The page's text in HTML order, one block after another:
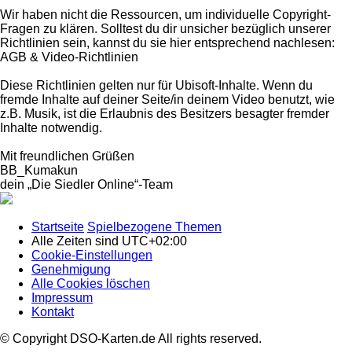
Wir haben nicht die Ressourcen, um individuelle Copyright-
Fragen zu klären. Solltest du dir unsicher bezüglich unserer
Richtlinien sein, kannst du sie hier entsprechend nachlesen:
AGB & Video-Richtlinien
Diese Richtlinien gelten nur für Ubisoft-Inhalte. Wenn du
fremde Inhalte auf deiner Seite/in deinem Video benutzt, wie
z.B. Musik, ist die Erlaubnis des Besitzers besagter fremder
Inhalte notwendig.
Mit freundlichen Grüßen
BB_Kumakun
dein „Die Siedler Online“-Team
Startseite Spielbezogene Themen
Alle Zeiten sind UTC+02:00
Cookie-Einstellungen
Genehmigung
Alle Cookies löschen
Impressum
Kontakt
© Copyright DSO-Karten.de All rights reserved.